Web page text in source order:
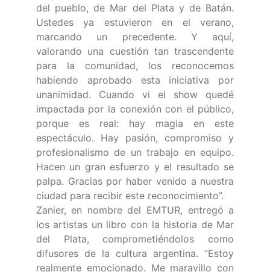
del pueblo, de Mar del Plata y de Batán.
Ustedes ya estuvieron en el verano,
marcando un precedente. Y aquí,
valorando una cuestión tan trascendente
para la comunidad, los reconocemos
habiendo aprobado esta iniciativa por
unanimidad. Cuando vi el show quedé
impactada por la conexión con el público,
porque es real: hay magia en este
espectáculo. Hay pasión, compromiso y
profesionalismo de un trabajo en equipo.
Hacen un gran esfuerzo y el resultado se
palpa. Gracias por haber venido a nuestra
ciudad para recibir este reconocimiento”.
Zanier, en nombre del EMTUR, entregó a
los artistas un libro con la historia de Mar
del Plata, comprometiéndolos como
difusores de la cultura argentina. “Estoy
realmente emocionado. Me maravillo con